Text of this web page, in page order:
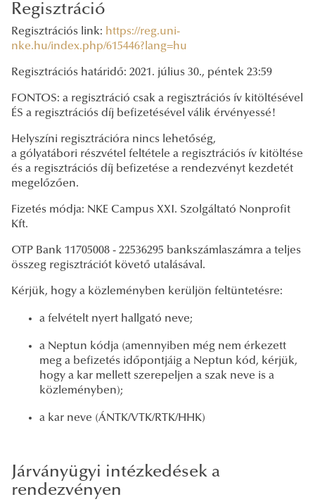
Regisztráció
Regisztrációs link: https://reg.uni-
nke.hu/index.php/615446?lang=hu
Regisztrációs határidő: 2021. július 30., péntek 23:59
FONTOS: a regisztráció csak a regisztrációs ív kitöltésével
ÉS a regisztrációs díj befizetésével válik érvényessé!
Helyszíni regisztrációra nincs lehetőség,
a gólyatábori részvétel feltétele a regisztrációs ív kitöltése
és a regisztrációs díj befizetése a rendezvényt kezdetét
megelőzően.
Fizetés módja: NKE Campus XXI. Szolgáltató Nonprofit
Kft.
OTP Bank 11705008 - 22536295 bankszámlaszámra a teljes
összeg regisztrációt követő utalásával.
Kérjük, hogy a közleményben kerüljön feltüntetésre:
a felvételt nyert hallgató neve;
a Neptun kódja (amennyiben még nem érkezett
meg a befizetés időpontjáig a Neptun kód, kérjük,
hogy a kar mellett szerepeljen a szak neve is a
közleményben);
a kar neve (ÁNTK/VTK/RTK/HHK)
Járványügyi intézkedések a
rendezvényen